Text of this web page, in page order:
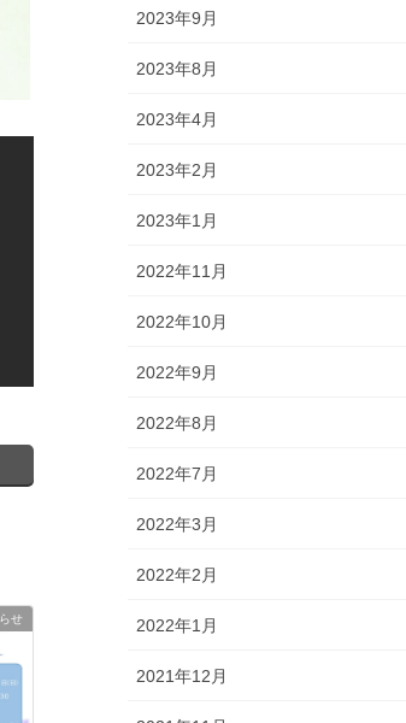
せ
2023年9月
2023年8月
2023年4月
2023年2月
2023年1月
2022年11月
2022年10月
2022年9月
2022年8月
2022年7月
2022年3月
2022年2月
2022年1月
2021年12月